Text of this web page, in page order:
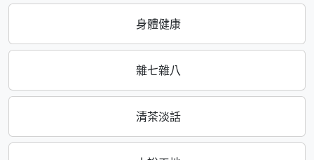
身體健康
雜七雜八
清茶淡話